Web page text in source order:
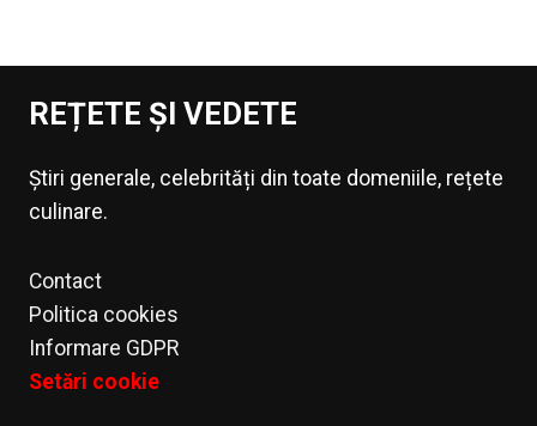
REȚETE ȘI VEDETE
Știri generale, celebrități din toate domeniile, rețete
culinare.
Contact
Politica cookies
Informare GDPR
Setări cookie